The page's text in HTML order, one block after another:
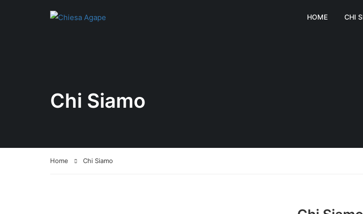
HOME CHI
Chi Siamo
Home Chi Siamo